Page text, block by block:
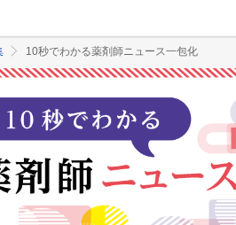
10秒でわかる薬剤師ニュース一包化